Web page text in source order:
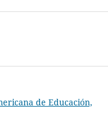
de Educación,